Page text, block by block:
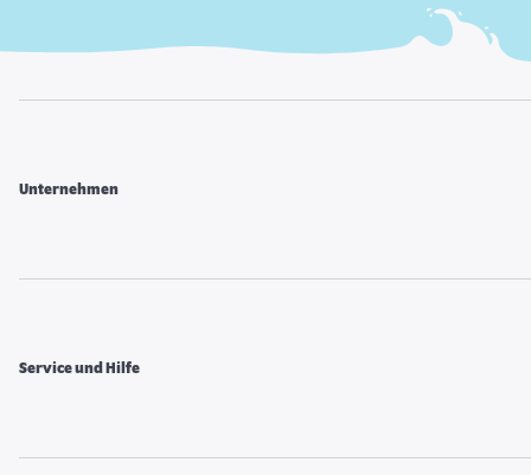
Unternehmen
Service und Hilfe